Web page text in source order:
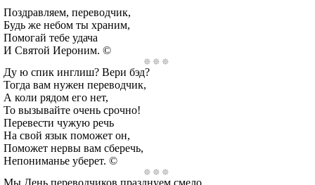
Поздравляем, переводчик,
Будь же небом ты храним,
Помогай тебе удача
И Святой Иероним. ©
Ду ю спик инглиш? Вери бэд?
Тогда вам нужен переводчик,
А коли рядом его нет,
То вызывайте очень срочно!
Перевести чужую речь
На свой язык поможет он,
Поможет нервы вам сберечь,
Непониманье уберет. ©
Мы День переводчиков празднуем смело